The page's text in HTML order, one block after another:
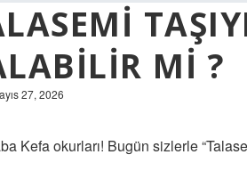
MI ?
27, 2026
Kefa okurları! Bugün sizlerle